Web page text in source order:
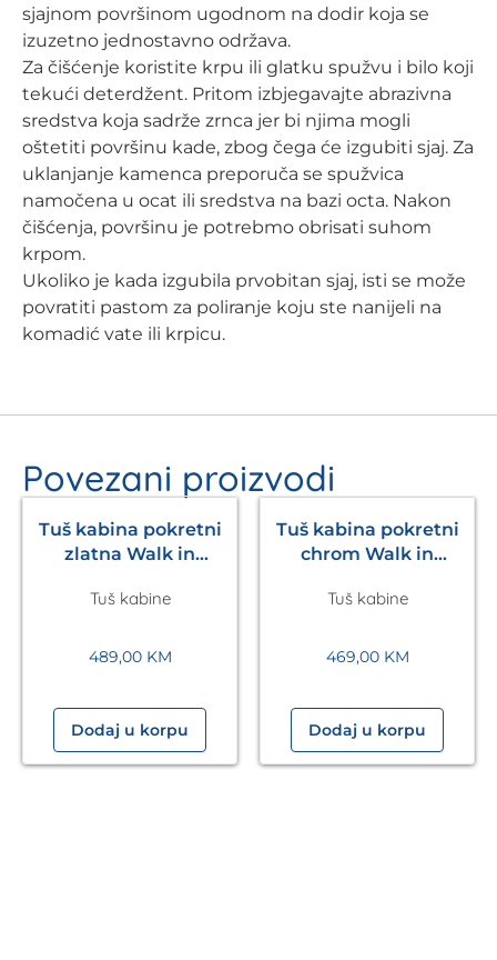
sjajnom površinom ugodnom na dodir koja se
izuzetno jednostavno održava.
Za čišćenje koristite krpu ili glatku spužvu i bilo koji
tekući deterdžent. Pritom izbjegavajte abrazivna
sredstva koja sadrže zrnca jer bi njima mogli
oštetiti površinu kade, zbog čega će izgubiti sjaj. Za
uklanjanje kamenca preporuča se spužvica
namočena u ocat ili sredstva na bazi octa. Nakon
čišćenja, površinu je potrebmo obrisati suhom
krpom.
Ukoliko je kada izgubila prvobitan sjaj, isti se može
povratiti pastom za poliranje koju ste nanijeli na
komadić vate ili krpicu.
Povezani proizvodi
Tuš kabina pokretni
zlatna Walk in
Tuš kabine
489,00 KM
Dodaj u korpu
Tuš kabina pokretni
chrom Walk in
Tuš kabine
469,00 KM
Dodaj u korpu